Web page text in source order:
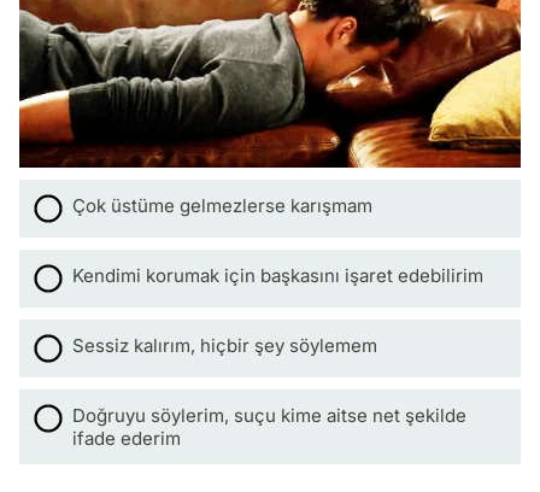
Çok üstüme gelmezlerse karışmam
Kendimi korumak için başkasını işaret edebilirim
Sessiz kalırım, hiçbir şey söylemem
Doğruyu söylerim, suçu kime aitse net şekilde
ifade ederim